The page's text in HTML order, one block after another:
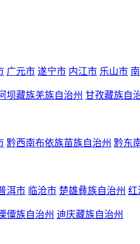
广元市 遂宁市 内江市 乐山市
坝藏族羌族自治州 甘孜藏族自
黔西南布依族苗族自治州 黔东
洱市 临沧市 楚雄彝族自治州 红
僳族自治州 迪庆藏族自治州